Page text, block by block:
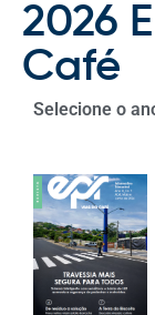
2026
Café
Selecione o